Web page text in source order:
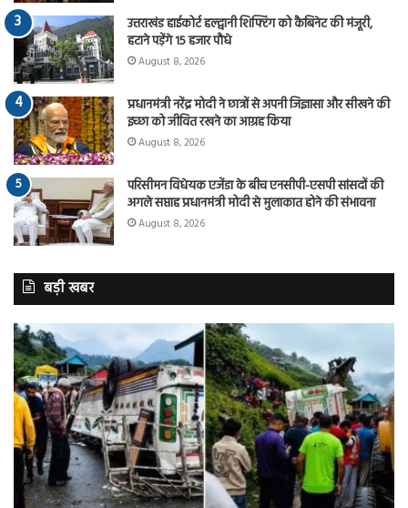
उत्तराखंड हाईकोर्ट हल्द्वानी शिफ्टिंग को कैबिनेट की मंजूरी,
हटाने पड़ेंगे 15 हजार पौधे
August 8, 2026
प्रधानमंत्री नरेंद्र मोदी ने छात्रों से अपनी जिज्ञासा और सीखने की
इच्छा को जीवित रखने का आग्रह किया
August 8, 2026
परिसीमन विधेयक एजेंडा के बीच एनसीपी-एसपी सांसदों की
अगले सप्ताह प्रधानमंत्री मोदी से मुलाकात होने की संभावना
August 8, 2026
बड़ी खबर